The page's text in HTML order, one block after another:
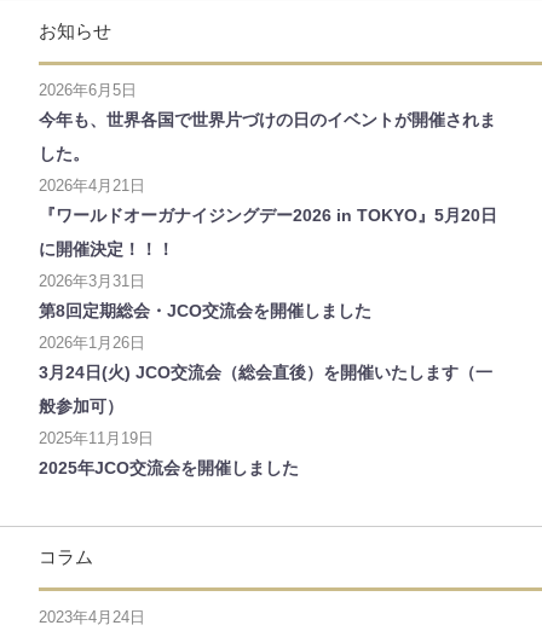
お知らせ
2026年6月5日
今年も、世界各国で世界片づけの日のイベントが開催されま
した。
2026年4月21日
『ワールドオーガナイジングデー2026 in TOKYO』5月20日
に開催決定！！！
2026年3月31日
第8回定期総会・JCO交流会を開催しました
2026年1月26日
3月24日(火) JCO交流会（総会直後）を開催いたします（一
般参加可）
2025年11月19日
2025年JCO交流会を開催しました
コラム
2023年4月24日